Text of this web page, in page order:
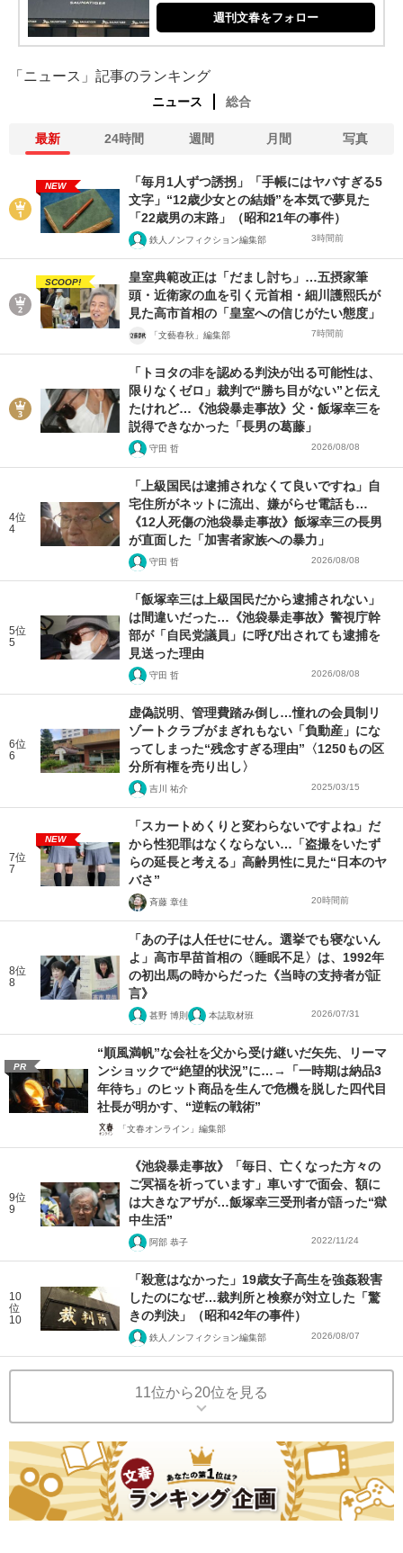
週刊文春をフォロー
「ニュース」記事のランキング
ニュース 総合
最新 24時間 週間 月間 写真
NEW
「毎月1人ずつ誘拐」「手帳にはヤバすぎる5
文字」“12歳少女との結婚”を本気で夢見た
「22歳男の末路」（昭和21年の事件）
鉄人ノンフィクション編集部 3時間前
SCOOP!
皇室典範改正は「だまし討ち」…五摂家筆
頭・近衛家の血を引く元首相・細川護熙氏が
見た高市首相の「皇室への信じがたい態度」
「文藝春秋」編集部 7時間前
「トヨタの非を認める判決が出る可能性は、
限りなくゼロ」裁判で“勝ち目がない”と伝え
たけれど…《池袋暴走事故》父・飯塚幸三を
説得できなかった「長男の葛藤」
守田 哲 2026/08/08
4位
4
「上級国民は逮捕されなくて良いですね」自
宅住所がネットに流出、嫌がらせ電話も…
《12人死傷の池袋暴走事故》飯塚幸三の長男
が直面した「加害者家族への暴力」
守田 哲 2026/08/08
5位
5
「飯塚幸三は上級国民だから逮捕されない」
は間違いだった…《池袋暴走事故》警視庁幹
部が「自民党議員」に呼び出されても逮捕を
見送った理由
守田 哲 2026/08/08
6位
6
虚偽説明、管理費踏み倒し…憧れの会員制リ
ゾートクラブがまぎれもない「負動産」にな
ってしまった“残念すぎる理由”〈1250もの区
分所有権を売り出し〉
吉川 祐介 2025/03/15
7位
7
NEW
「スカートめくりと変わらないですよね」だ
から性犯罪はなくならない…「盗撮をいたず
らの延長と考える」高齢男性に見た“日本のヤ
バさ”
斉藤 章佳 20時間前
8位
8
「あの子は人任せにせん。選挙でも寝ないん
よ」高市早苗首相の〈睡眠不足〉は、1992年
の初出馬の時からだった《当時の支持者が証
言》
甚野 博則 本誌取材班 2026/07/31
PR
“順風満帆”な会社を父から受け継いだ矢先、リーマ
ンショックで“絶望的状況”に…→「一時期は納品3
年待ち」のヒット商品を生んで危機を脱した四代目
社長が明かす、“逆転の戦術”
「文春オンライン」編集部
9位
9
《池袋暴走事故》「毎日、亡くなった方々の
ご冥福を祈っています」車いすで面会、額に
は大きなアザが…飯塚幸三受刑者が語った“獄
中生活”
阿部 恭子 2022/11/24
10
位
10
「殺意はなかった」19歳女子高生を強姦殺害
したのになぜ…裁判所と検察が対立した「驚
きの判決」（昭和42年の事件）
鉄人ノンフィクション編集部 2026/08/07
11位から20位を見る